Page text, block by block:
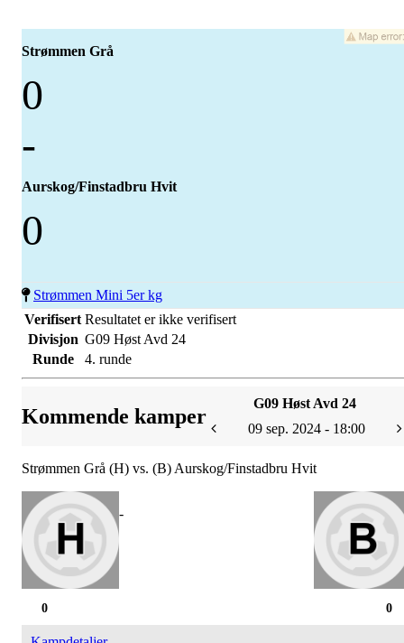
Strømmen Grå
0
-
Aurskog/Finstadbru Hvit
0
Strømmen Mini 5er kg
Verifisert Resultatet er ikke verifisert
Divisjon G09 Høst Avd 24
Runde
4. runde
Kommende kamper
G09 Høst Avd 24
09 sep. 2024 - 18:00
Strømmen Grå (H) vs. (B) Aurskog/Finstadbru Hvit
-
0
0